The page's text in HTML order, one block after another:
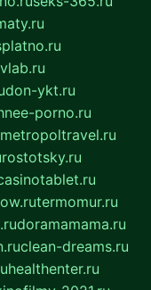
don-ykt.ru
porno.ru
metropoltravel.ru
rostotsky.ru
termomur.ru
doramamama.ru
clean-dreams.ru
healthenter.ru